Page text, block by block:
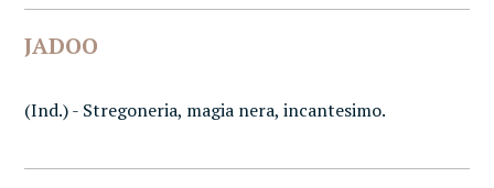
JADOO
(Ind.) - Stregoneria, magia nera, incantesimo.